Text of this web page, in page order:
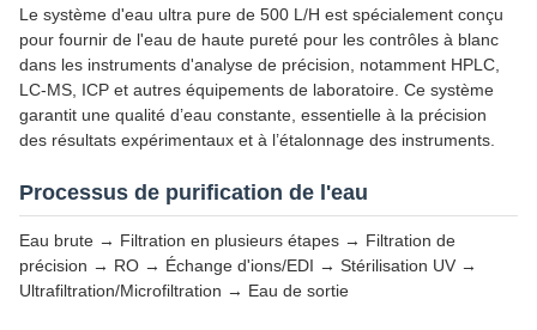
Le système d'eau ultra pure de 500 L/H est spécialement conçu
pour fournir de l'eau de haute pureté pour les contrôles à blanc
dans les instruments d'analyse de précision, notamment HPLC,
LC-MS, ICP et autres équipements de laboratoire. Ce système
garantit une qualité d’eau constante, essentielle à la précision
des résultats expérimentaux et à l’étalonnage des instruments.
Processus de purification de l'eau
Eau brute → Filtration en plusieurs étapes → Filtration de
précision → RO → Échange d'ions/EDI → Stérilisation UV →
Ultrafiltration/Microfiltration → Eau de sortie